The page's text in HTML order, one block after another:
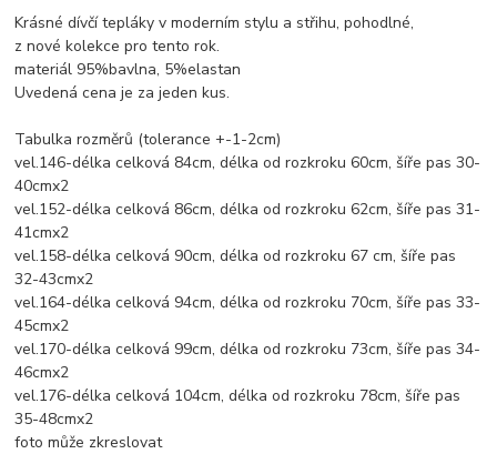
Krásné dívčí tepláky v moderním stylu a střihu, pohodlné,
z nové kolekce pro tento rok.
materiál 95%bavlna, 5%elastan
Uvedená cena je za jeden kus.
Tabulka rozměrů (tolerance +-1-2cm)
vel.146-délka celková 84cm, délka od rozkroku 60cm, šíře pas 30-
40cmx2
vel.152-délka celková 86cm, délka od rozkroku 62cm, šíře pas 31-
41cmx2
vel.158-délka celková 90cm, délka od rozkroku 67 cm, šíře pas
32-43cmx2
vel.164-délka celková 94cm, délka od rozkroku 70cm, šíře pas 33-
45cmx2
vel.170-délka celková 99cm, délka od rozkroku 73cm, šíře pas 34-
46cmx2
vel.176-délka celková 104cm, délka od rozkroku 78cm, šíře pas
35-48cmx2
foto může zkreslovat